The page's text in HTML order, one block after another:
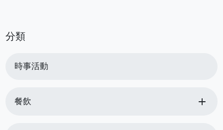
分類
時事活動
餐飲 add